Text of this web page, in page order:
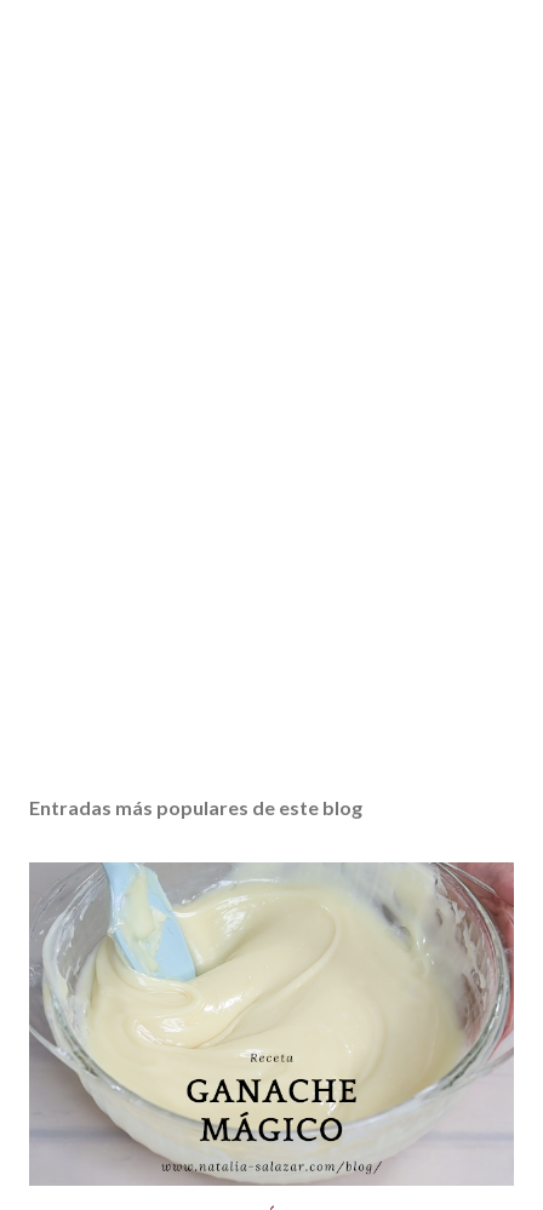
Entradas más populares de este blog